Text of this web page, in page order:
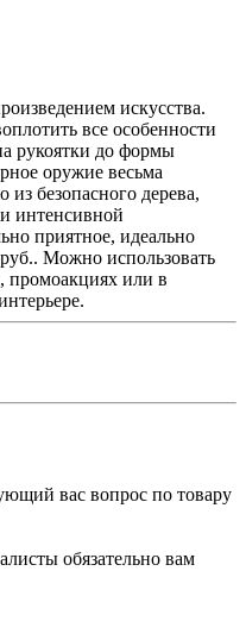
искусства.
все особенности
рукоятки до формы
оружие весьма
безопасного дерева,
интенсивной
приятное, идеально
Можно использовать
промоакциях или в
вас вопрос по товару
обязательно вам